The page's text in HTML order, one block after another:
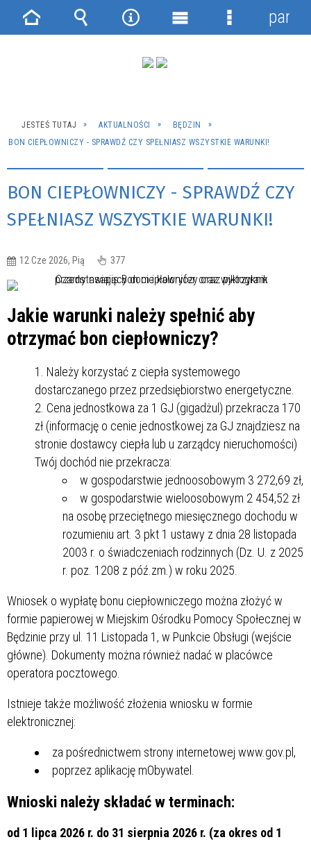
JESTEŚ TUTAJ AKTUALNOŚCI
BĘDZIN
BON CIEPŁOWNICZY - SPRAWDŹ CZY SPEŁNIASZ WSZYSTKIE WARUNKI!
BON CIEPŁOWNICZY - SPRAWDŹ CZY
SPEŁNIASZ WSZYSTKIE WARUNKI!
12 Cze 2026, Pią 377
Jakie warunki należy spełnić aby
otrzymać bon ciepłowniczy?
Należy korzystać z ciepła systemowego
dostarczanego przez przedsiębiorstwo energetyczne.
Cena jednostkowa za 1 GJ (gigadżul) przekracza 170
zł (informację o cenie jednostkowej za GJ znajdziesz na
stronie dostawcy ciepła lub u zarządcy nieruchomości)
Twój dochód nie przekracza:
w gospodarstwie jednoosobowym 3 272,69 zł,
w gospodarstwie wieloosobowym 2 454,52 zł
na osobę przeciętnego miesięcznego dochodu w
rozumieniu art. 3 pkt 1 ustawy z dnia 28 listopada
2003 r. o świadczeniach rodzinnych (Dz. U. z 2025
r. poz. 1208 z póź.zm.) w roku 2025.
Wniosek o wypłatę bonu ciepłowniczego można złożyć w
formie papierowej w Miejskim Ośrodku Pomocy Społecznej w
Będzinie przy ul. 11 Listopada 1, w Punkcie Obsługi (wejście
główne). Dokumenty można również nadać w placówce
operatora pocztowego.
Istnieje także możliwość złożenia wniosku w formie
elektronicznej:
za pośrednictwem strony internetowej www.gov.pl,
poprzez aplikację mObywatel.
Wnioski należy składać w terminach:
od 1 lipca 2026 r. do 31 sierpnia 2026 r. (za okres od 1
Strona Wyszukiwarka
NarzędziaMenu
Menu
panel